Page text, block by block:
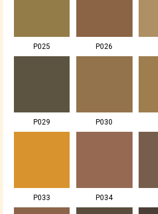
P025 P026
P029 P030
P033 P034